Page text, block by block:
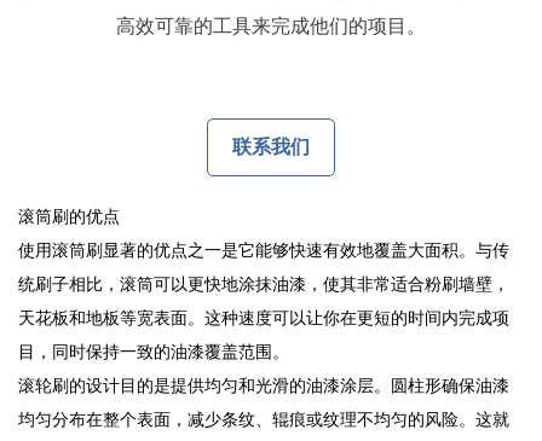
高效可靠的工具来完成他们的项目。
联系我们
滚筒刷的优点
使用滚筒刷显著的优点之一是它能够快速有效地覆盖大面积。与传
统刷子相比，滚筒可以更快地涂抹油漆，使其非常适合粉刷墙壁，
天花板和地板等宽表面。这种速度可以让你在更短的时间内完成项
目，同时保持一致的油漆覆盖范围。
滚轮刷的设计目的是提供均匀和光滑的油漆涂层。圆柱形确保油漆
均匀分布在整个表面，减少条纹、辊痕或纹理不均匀的风险。这就